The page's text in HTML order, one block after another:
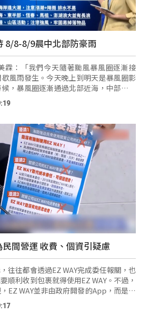
8/8-8/9晨中北部防豪雨
霖：「我們今天隨著颱風暴風圈逐漸接
風雨發生。今天晚上到明天是暴風圈影
，暴風圈逐漸通過北部近海，中部以北
因為位於背風側，所以有明顯高溫出
間營運 收費、個資引疑慮
往往都會透過EZ WAY完成委任報關，也
順利收到包裹就得使用EZ WAY。不過，
EZ WAY並非由政府開發的App，而是由
也讓民眾產生是否有非用EZ WAY不可的
鈞：「它（EZ …